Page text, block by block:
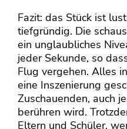
Fazit: das Stück ist
tiefgründig. Die
ein unglaubliches
jeder Sekunde, so
Flug vergehen. Alles
eine Inszenierung
Zuschauenden, auch
berühren wird.
Eltern und Schüler,